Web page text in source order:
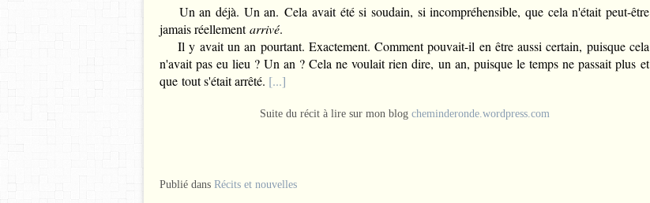
Un an déjà. Un an. Cela avait été si soudain, si incompréhensible, que cela n'était peut-être
jamais réellementarrivé.
Il y avait un an pourtant. Exactement. Comment pouvait-il en être aussi certain, puisque cela
n'avait pas eu lieu ? Un an ? Cela ne voulait rien dire, un an, puisque le temps ne passait plus et
que tout s'était arrêté. [...]
Suite du récit à lire sur mon blog cheminderonde.wordpress.com
Publié dans Récits et nouvelles